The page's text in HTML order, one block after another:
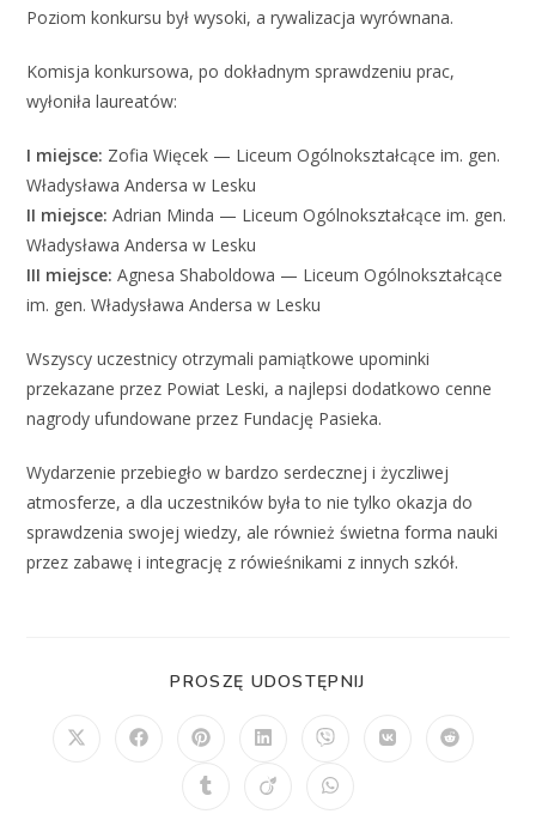
Poziom konkursu był wysoki, a rywalizacja wyrównana.
Komisja konkursowa, po dokładnym sprawdzeniu prac,
wyłoniła laureatów:
I miejsce: Zofia Więcek — Liceum Ogólnokształcące im. gen.
Władysława Andersa w Lesku
II miejsce: Adrian Minda — Liceum Ogólnokształcące im. gen.
Władysława Andersa w Lesku
III miejsce: Agnesa Shaboldowa — Liceum Ogólnokształcące
im. gen. Władysława Andersa w Lesku
Wszyscy uczestnicy otrzymali pamiątkowe upominki
przekazane przez Powiat Leski, a najlepsi dodatkowo cenne
nagrody ufundowane przez Fundację Pasieka.
Wydarzenie przebiegło w bardzo serdecznej i życzliwej
atmosferze, a dla uczestników była to nie tylko okazja do
sprawdzenia swojej wiedzy, ale również świetna forma nauki
przez zabawę i integrację z rówieśnikami z innych szkół.
PROSZĘ UDOSTĘPNIJ